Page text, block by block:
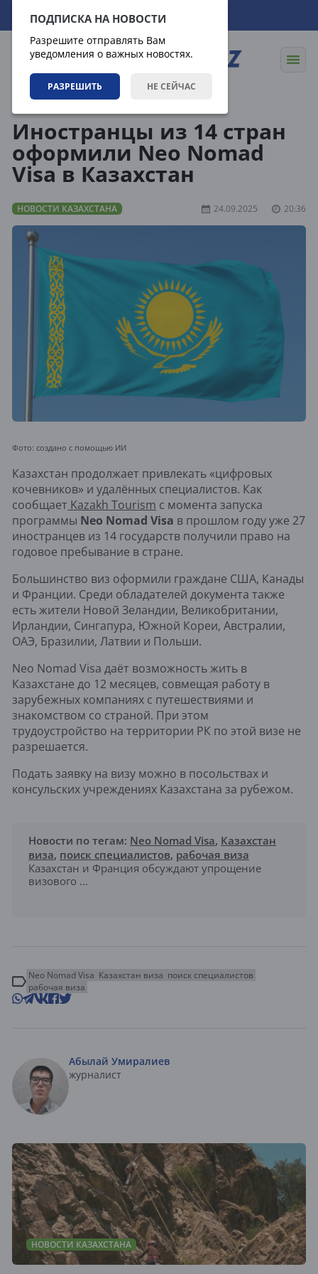
ПОДПИСКА НА НОВОСТИ
Разрешите отправлять Вам
уведомления о важных новостях.
РАЗРЕШИТЬ НЕ СЕЙЧАС
08.08.2026 11:36:32
Иностранцы из 14 стран
оформили Neo Nomad
Visa в Казахстан
НОВОСТИ КАЗАХСТАНА 24.09.2025 20:36
Фото: создано с помощью ИИ
Казахстан продолжает привлекать «цифровых
кочевников» и удалённых специалистов. Как
сообщает Kazakh Tourism с момента запуска
программы Neo Nomad Visa в прошлом году уже 27
иностранцев из 14 государств получили право на
годовое пребывание в стране.
Большинство виз оформили граждане США, Канады
и Франции. Среди обладателей документа также
есть жители Новой Зеландии, Великобритании,
Ирландии, Сингапура, Южной Кореи, Австралии,
ОАЭ, Бразилии, Латвии и Польши.
Neo Nomad Visa даёт возможность жить в
Казахстане до 12 месяцев, совмещая работу в
зарубежных компаниях с путешествиями и
знакомством со страной. При этом
трудоустройство на территории РК по этой визе не
разрешается.
Подать заявку на визу можно в посольствах и
консульских учреждениях Казахстана за рубежом.
Новости по тегам: Neo Nomad Visa, Казахстан
виза, поиск специалистов, рабочая виза
Казахстан и Франция обсуждают упрощение
визового ...
Neo Nomad Visa Казахстан виза поиск специалистов
рабочая виза
Абылай Умиралиев
журналист
НОВОСТИ КАЗАХСТАНА